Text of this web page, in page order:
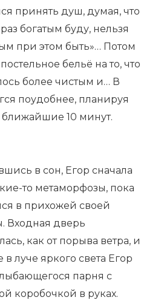
принять душ, думая, что
богатым буду, нельзя
при этом быть»… Потом
бельё на то, что
более чистым и… В
поудобнее, планируя
ближайшие 10 минут.
в сон, Егор сначала
то метаморфозы, пока
в прихожей своей
Входная дверь
как от порыва ветра, и
в луче яркого света Егор
парня с
коробочкой в руках.